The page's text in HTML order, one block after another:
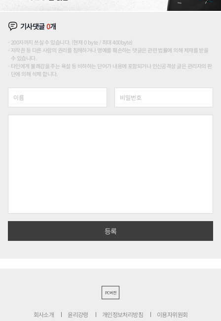
기사댓글0개
200자까지 쓰실 수 있습니다. (현재 0 byte / 최대 400byte)
저작권 등 다른 사람의 권리를 침해하거나 명예를 훼손하는 댓글은 관련 법률에 의해 제재를 받을
수 있습니다.
타인에게 불쾌감을 주는 욕설 등 비하하는 단어가 내용에 포함되거나 인신공격성 글은 관리자의 판
단에 의해 삭제 합니다.
PC버전
회사소개 윤리강령 개인정보처리방침 이용자위원회